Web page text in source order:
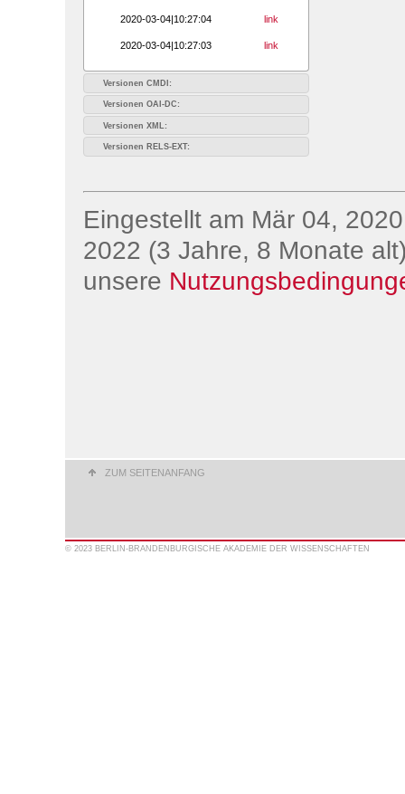
2020-03-04|10:27:04 link
2020-03-04|10:27:03 link
Versionen CMDI:
Versionen OAI-DC:
Versionen XML:
Versionen RELS-EXT:
Eingestellt am Mär 04,
2022 (3 Jahre, 8 Monate
unsere
ZUM SEITENANFANG
© 2023 BERLIN-BRANDENBURGISCHE AKADEMIE DER WISSENSCHAFTEN